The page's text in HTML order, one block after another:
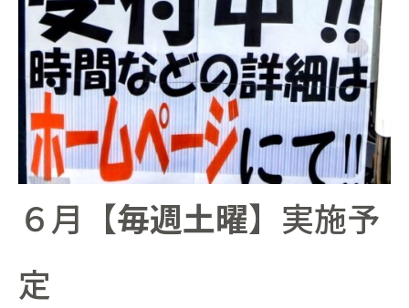
６月【毎週土曜】実施予
定